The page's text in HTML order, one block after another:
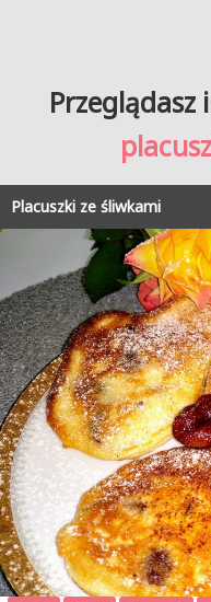
Przeglądasz
Placuszki ze śliwkami